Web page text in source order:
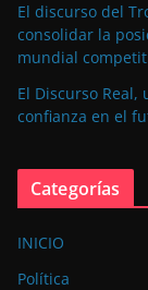
El discurso del
consolidar la
mundial
El Discurso
confianza en el
Categorías
INICIO
Política